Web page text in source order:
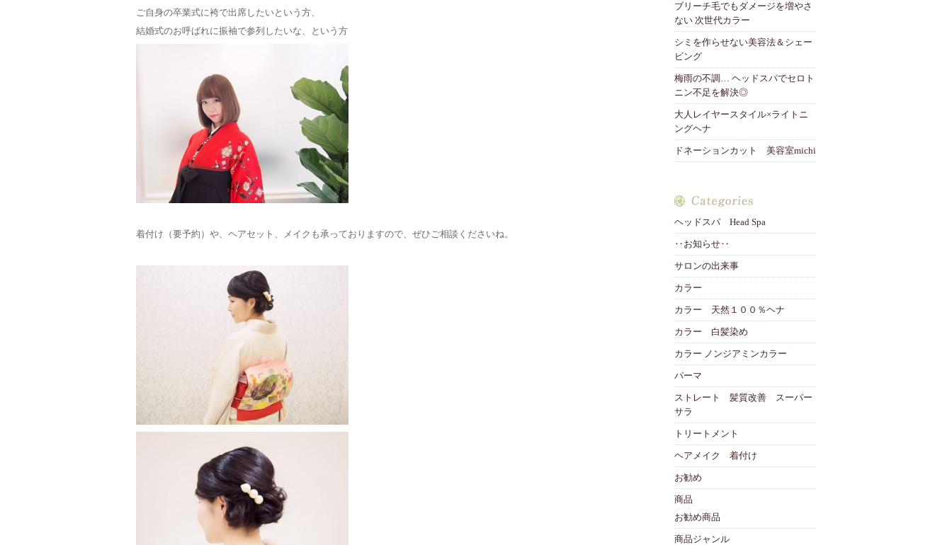
ご自身の卒業式に袴で出席したいという方、
結婚式のお呼ばれに振袖で参列したいな、という方
着付け（要予約）や、ヘアセット、メイクも承っておりますので、ぜひご相談くださいね。
ブリーチ毛でもダメージを増やさ
ない 次世代カラー
シミを作らせない美容法＆シェー
ビング
梅雨の不調… ヘッドスパでセロト
ニン不足を解決◎
大人レイヤースタイル×ライトニ
ングヘナ
ドネーションカット 美容室michi
ヘッドスパ Head Spa
‥お知らせ‥
サロンの出来事
カラー
カラー 天然１００％ヘナ
カラー 白髪染め
カラー ノンジアミンカラー
パーマ
ストレート 髪質改善 スーパー
サラ
トリートメント
ヘアメイク 着付け
お勧め
商品
お勧め商品
商品ジャンル